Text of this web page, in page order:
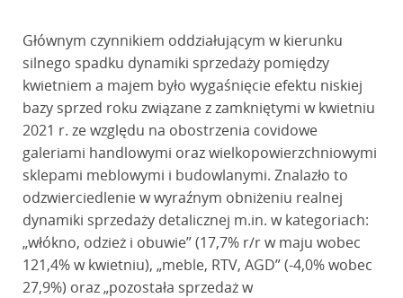
Głównym czynnikiem oddziałującym w kierunku
silnego spadku dynamiki sprzedaży pomiędzy
kwietniem a majem było wygaśnięcie efektu niskiej
bazy sprzed roku związane z zamkniętymi w kwietniu
2021 r. ze względu na obostrzenia covidowe
galeriami handlowymi oraz wielkopowierzchniowymi
sklepami meblowymi i budowlanymi. Znalazło to
odzwierciedlenie w wyraźnym obniżeniu realnej
dynamiki sprzedaży detalicznej m.in. w kategoriach:
„włókno, odzież i obuwie” (17,7% r/r w maju wobec
121,4% w kwietniu), „meble, RTV, AGD” (-4,0% wobec
27,9%) oraz „pozostała sprzedaż w